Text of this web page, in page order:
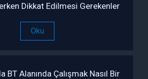
Dikkat Edilmesi Gerekenler
Oku
BT Alanında Çalışmak Nasıl Bir